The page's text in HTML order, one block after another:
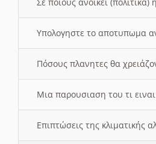
Υπολογηστε το αποτυπωμα
Πόσους πλανητες θα
Μια παρουσιαση του τι
Επιπτώσεις της κλιματικής